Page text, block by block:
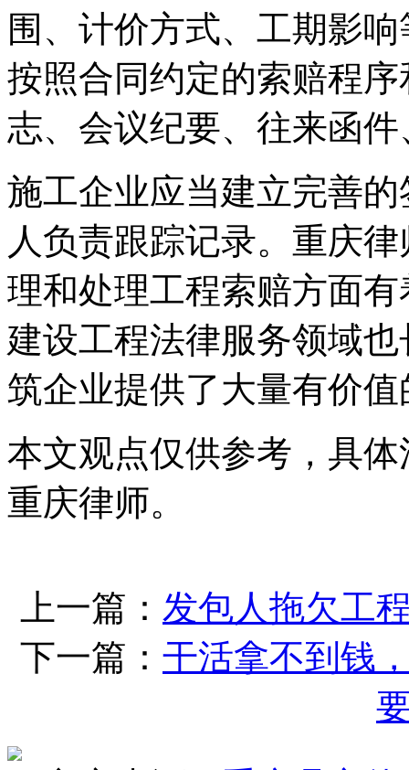
围、计价方式、工期影
按照合同约定的索赔程
志、会议纪要、往来函
施工企业应当建立完善
人负责跟踪记录。重庆
理和处理工程索赔方面
建设工程法律服务领域
筑企业提供了大量有价
本文观点仅供参考，具
重庆律师。
上一篇： 发包人拖欠工
下一篇： 干活拿不到钱